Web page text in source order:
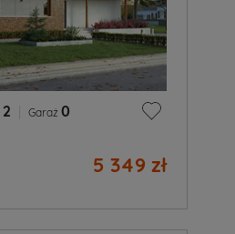
2 Garaż 0
5 349 zł